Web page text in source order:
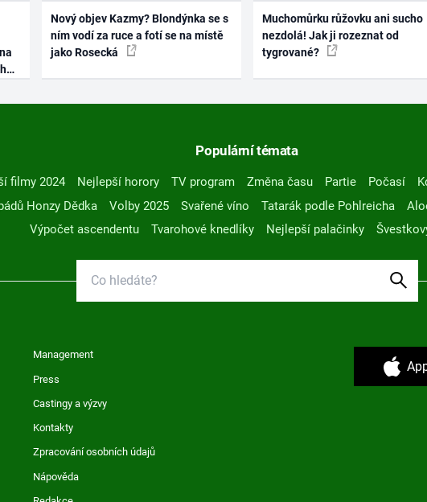
Nový objev Kazmy? Blondýnka se s
ním vodí za ruce a fotí se na místě
jako Rosecká
Muchomůrku růžovku ani sucho
nezdolá! Jak ji rozeznat od
tygrované?
Populární témata
filmy 2024 Nejlepší horory TV program Změna času Partie Počasí
Honzy Dědka Volby 2025 Svařené víno Tatarák podle Pohlreicha
Výpočet ascendentu
Tvarohové knedlíky Nejlepší palačinky
Management
Press
Castingy a výzvy
Kontakty
Zpracování osobních údajů
Nápověda